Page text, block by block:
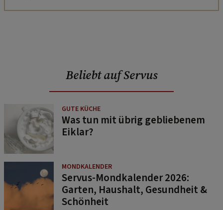
Beliebt auf Servus
GUTE KÜCHE
Was tun mit übrig gebliebenem
Eiklar?
MONDKALENDER
Servus-Mondkalender 2026:
Garten, Haushalt, Gesundheit &
Schönheit